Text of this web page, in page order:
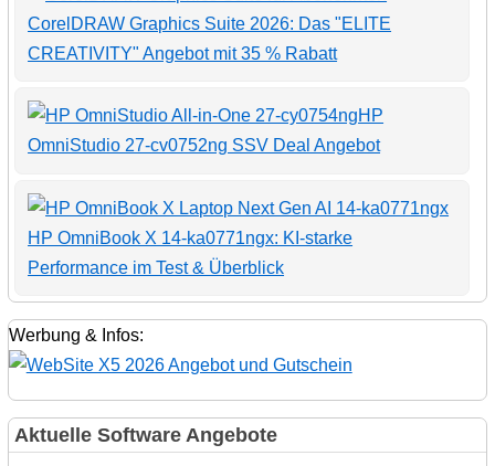
CorelDRAW Graphics Suite 2026: Das "ELITE
CREATIVITY" Angebot mit 35 % Rabatt
HP
OmniStudio 27-cv0752ng SSV Deal Angebot
HP OmniBook X 14-ka0771ngx: KI-starke
Performance im Test & Überblick
Werbung & Infos:
Aktuelle Software Angebote